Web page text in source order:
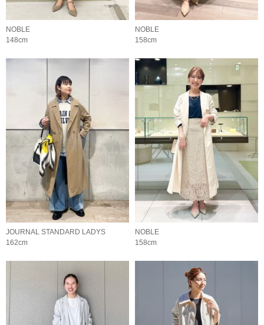
NOBLE
148cm
NOBLE
158cm
JOURNAL STANDARD LADYS
162cm
NOBLE
158cm